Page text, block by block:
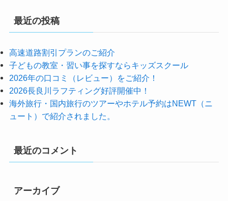
最近の投稿
高速道路割引プランのご紹介
子どもの教室・習い事を探すならキッズスクール
2026年の口コミ（レビュー）をご紹介！
2026長良川ラフティング好評開催中！
海外旅行・国内旅行のツアーやホテル予約はNEWT（ニ
ュート）で紹介されました。
最近のコメント
アーカイブ